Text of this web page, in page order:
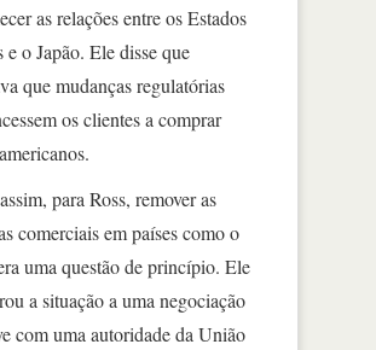
as relações entre os Estados
o Japão. Ele disse que
que mudanças regulatórias
os clientes a comprar
para Ross, remover as
comerciais em países como o
uma questão de princípio. Ele
a situação a uma negociação
com uma autoridade da União